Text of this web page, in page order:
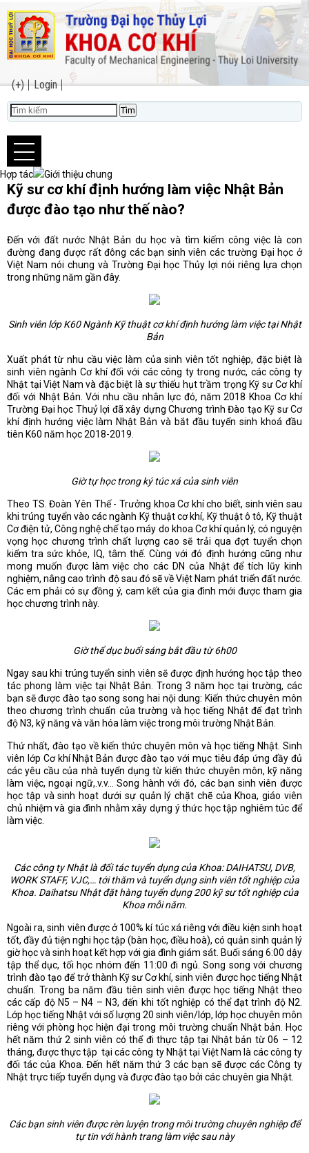
(+) Login
Hợp tác Giới thiệu chung
Kỹ sư cơ khí định hướng làm việc Nhật Bản
được đào tạo như thế nào?
Đến với đất nước Nhật Bản du học và tìm kiếm công việc là con
đường đang được rất đông các bạn sinh viên các trường Đại học ở
Việt Nam nói chung và Trường Đại học Thủy lợi nói riêng lựa chọn
trong những năm gần đây.
Sinh viên lớp K60 Ngành Kỹ thuật cơ khí định hướng làm việc tại Nhật
Bản
Xuất phát từ nhu cầu việc làm của sinh viên tốt nghiệp, đặc biệt là
sinh viên ngành Cơ khí đối với các công ty trong nước, các công ty
Nhật tại Việt Nam và đặc biệt là sự thiếu hụt trầm trọng Kỹ sư Cơ khí
đối với Nhật Bản. Với nhu cầu nhân lực đó, năm 2018 Khoa Cơ khí
Trường Đại học Thuỷ lợi đã xây dựng Chương trình Đào tạo Kỹ sư Cơ
khí định hướng việc làm Nhật Bản và bắt đầu tuyển sinh khoá đầu
tiên K60 năm học 2018-2019.
Giờ tự học trong ký túc xá của sinh viên
Theo TS. Đoàn Yên Thế - Trưởng khoa Cơ khí cho biết, sinh viên sau
khi trúng tuyển vào các ngành Kỹ thuật cơ khí, Kỹ thuật ô tô, Kỹ thuật
Cơ điện tử, Công nghệ chế tạo máy do khoa Cơ khí quản lý, có nguyện
vọng học chương trình chất lượng cao sẽ trải qua đợt tuyển chọn
kiểm tra sức khỏe, IQ, tâm thế. Cùng với đó định hướng cũng như
mong muốn được làm việc cho các DN của Nhật để tích lũy kinh
nghiệm, nâng cao trình độ sau đó sẽ về Việt Nam phát triển đất nước.
Các em phải có sự đồng ý, cam kết của gia đình mới được tham gia
học chương trình này.
Giờ thể dục buổi sáng bắt đầu từ 6h00
Ngay sau khi trúng tuyển sinh viên sẽ được định hướng học tập theo
tác phong làm việc tại Nhật Bản. Trong 3 năm học tại trường, các
bạn sẽ được đào tạo song song hai nội dung: Kiến thức chuyên môn
theo chương trình chuẩn của trường và học tiếng Nhật để đạt trình
độ N3, kỹ năng và văn hóa làm việc trong môi trường Nhật Bản.
Thứ nhất, đào tạo về kiến thức chuyên môn và học tiếng Nhật. Sinh
viên lớp Cơ khí Nhật Bản được đào tạo với mục tiêu đáp ứng đầy đủ
các yêu cầu của nhà tuyển dụng từ kiến thức chuyên môn, kỹ năng
làm việc, ngoại ngữ,.v.v... Song hành với đó, các bạn sinh viên được
học tập và sinh hoạt dưới sự quản lý chặt chẽ của Khoa, giáo viên
chủ nhiệm và gia đình nhằm xây dựng ý thức học tập nghiêm túc để
làm việc.
Các công ty Nhật là đối tác tuyển dụng của Khoa: DAIHATSU, DVB,
WORK STAFF, VJC,… tới thăm và tuyển dụng sinh viên tốt nghiệp của
Khoa. Daihatsu Nhật đặt hàng tuyển dụng 200 kỹ sư tốt nghiệp của
Khoa mỗi năm.
Ngoài ra, sinh viên được ở 100% kí túc xá riêng với điều kiện sinh hoạt
tốt, đầy đủ tiện nghi học tập (bàn học, điều hoà), có quản sinh quản lý
giờ học và sinh hoạt kết hợp với gia đình giám sát. Buổi sáng 6:00 dậy
tập thể dục, tối học nhóm đến 11:00 đi ngủ. Song song với chương
trình đào tạo để trở thành Kỹ sư Cơ khí, sinh viên được học tiếng Nhật
chuẩn. Trong ba năm đầu tiên sinh viên được học tiếng Nhật theo
các cấp độ N5 – N4 – N3, đến khi tốt nghiệp có thể đạt trình độ N2.
Lớp học tiếng Nhật với số lượng 20 sinh viên/lớp, lớp học chuyên môn
riêng với phòng học hiện đại trong môi trường chuẩn Nhật bản. Học
hết năm thứ 2 sinh viên có thể đi thực tập tại Nhật bản từ 06 – 12
tháng, được thực tập tại các công ty Nhật tại Việt Nam là các công ty
đối tác của Khoa. Đến hết năm thứ 3 các bạn sẽ được các Công ty
Nhật trực tiếp tuyển dụng và được đào tạo bởi các chuyên gia Nhật.
Các bạn sinh viên được rèn luyện trong môi trường chuyên nghiệp để
tự tin với hành trang làm việc sau này